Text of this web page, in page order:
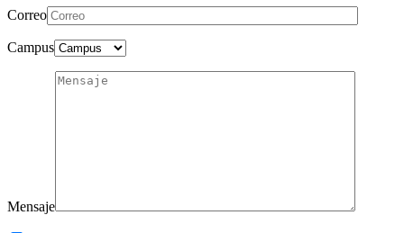
Correo
Campus
Mensaje